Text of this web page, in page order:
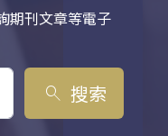
期刊文章等電子
search 搜索